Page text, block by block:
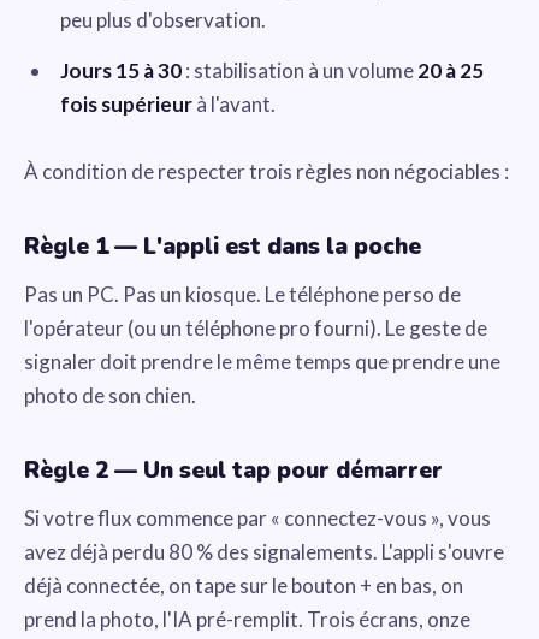
peu plus d'observation.
Jours 15 à 30: stabilisation à un volume20 à 25
fois supérieurà l'avant.
À condition de respecter trois règles non négociables :
Règle 1 — L'appli est dans la poche
Pas un PC. Pas un kiosque. Le téléphone perso de
l'opérateur (ou un téléphone pro fourni). Le geste de
signaler doit prendre le même temps que prendre une
photo de son chien.
Règle 2 — Un seul tap pour démarrer
Si votre flux commence par « connectez-vous », vous
avez déjà perdu 80 % des signalements. L'appli s'ouvre
déjà connectée, on tape sur le bouton + en bas, on
prend la photo, l'IA pré-remplit. Trois écrans, onze